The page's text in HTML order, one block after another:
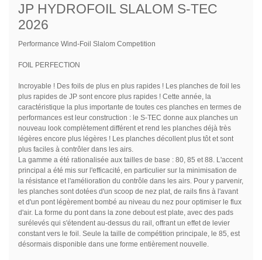
JP HYDROFOIL SLALOM S-TEC
2026
Performance Wind-Foil Slalom Competition
FOIL PERFECTION
Incroyable ! Des foils de plus en plus rapides ! Les planches de foil les
plus rapides de JP sont encore plus rapides ! Cette année, la
caractéristique la plus importante de toutes ces planches en termes de
performances est leur construction : le S-TEC donne aux planches un
nouveau look complètement différent et rend les planches déjà très
légères encore plus légères ! Les planches décollent plus tôt et sont
plus faciles à contrôler dans les airs.
La gamme a été rationalisée aux tailles de base : 80, 85 et 88. L'accent
principal a été mis sur l'efficacité, en particulier sur la minimisation de
la résistance et l'amélioration du contrôle dans les airs. Pour y parvenir,
les planches sont dotées d'un scoop de nez plat, de rails fins à l'avant
et d'un pont légèrement bombé au niveau du nez pour optimiser le flux
d'air. La forme du pont dans la zone debout est plate, avec des pads
surélevés qui s'étendent au-dessus du rail, offrant un effet de levier
constant vers le foil. Seule la taille de compétition principale, le 85, est
désormais disponible dans une forme entièrement nouvelle.